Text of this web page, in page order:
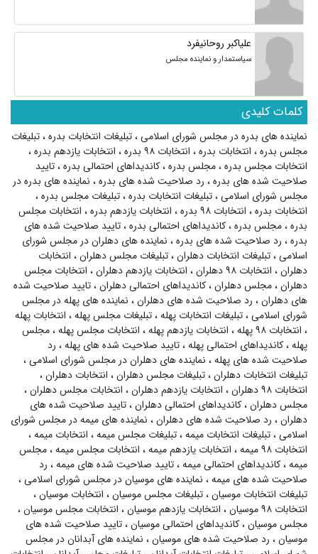
علیاکبر روحانیفرد
سیاستمدار و نماینده مجلس
کلمات کلیدی
نماینده های بدره در مجلس شورای اسلامی،تبلیغات انتخابات بدره،تبلیغات
مجلس بدره، انتخابات بدره، انتخابات ۹۸ بدره ، انتخابات یازدهم بدره،
انتخابات مجلس بدره،مجلس بدره،کاندیداهای احتمالی بدره،تایید
صلاحیت شده های بدره، رد صلاحیت شده های بدره، نماینده های بدره در
مجلس شورای اسلامی،تبلیغات انتخابات بدره،تبلیغات مجلس بدره،
انتخابات بدره، انتخابات ۹۸ بدره ، انتخابات یازدهم بدره، انتخابات مجلس
بدره،مجلس بدره،کاندیداهای احتمالی بدره،تایید صلاحیت شده های
بدره، رد صلاحیت شده های بدره، نماینده های دهلران در مجلس شورای
اسلامی،تبلیغات انتخابات دهلران،تبلیغات مجلس دهلران، انتخابات
دهلران، انتخابات ۹۸ دهلران ، انتخابات یازدهم دهلران، انتخابات مجلس
دهلران،مجلس دهلران،کاندیداهای احتمالی دهلران،تایید صلاحیت شده
های دهلران، رد صلاحیت شده های دهلران، نماینده های پهله در مجلس
شورای اسلامی،تبلیغات انتخابات پهله،تبلیغات مجلس پهله، انتخابات پهله
، انتخابات ۹۸ پهله ، انتخابات یازدهم پهله، انتخابات مجلس پهله،مجلس
پهله،کاندیداهای احتمالی پهله،تایید صلاحیت شده های پهله، رد
صلاحیت شده های پهله، نماینده های دهلران در مجلس شورای اسلامی،
تبلیغات انتخابات دهلران،تبلیغات مجلس دهلران، انتخابات دهلران،
انتخابات ۹۸ دهلران
، انتخابات یازدهم دهلران، انتخابات مجلس دهلران،
مجلس دهلران،کاندیداهای احتمالی دهلران،تایید صلاحیت شده های
دهلران، رد صلاحیت شده های دهلران، نماینده های میمه در مجلس شورای
اسلامی،تبلیغات انتخابات میمه،تبلیغات مجلس میمه، انتخابات میمه،
انتخابات ۹۸ میمه
، انتخابات یازدهم میمه، انتخابات مجلس میمه،مجلس
میمه،کاندیداهای احتمالی میمه،تایید صلاحیت شده های میمه، رد
صلاحیت شده های میمه، نماینده های موسیان در مجلس شورای اسلامی،
تبلیغات انتخابات موسیان،تبلیغات مجلس موسیان، انتخابات موسیان،
انتخابات ۹۸ موسیان
، انتخابات یازدهم موسیان، انتخابات مجلس موسیان،
مجلس موسیان،کاندیداهای احتمالی موسیان،تایید صلاحیت شده های
موسیان، رد صلاحیت شده های موسیان، نماینده های آبدانان در مجلس